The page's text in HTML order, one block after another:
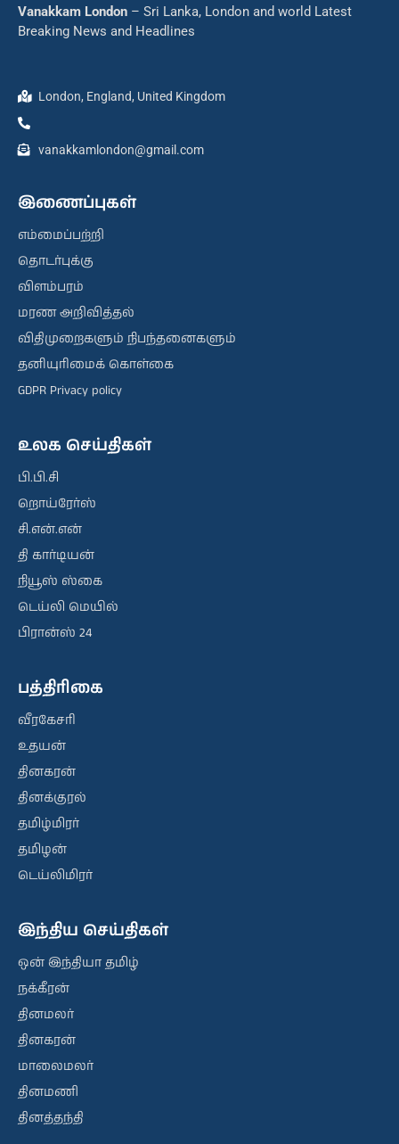
Vanakkam London – Sri Lanka, London and world Latest
Breaking News and Headlines
London, England, United Kingdom
vanakkamlondon@gmail.com
இணைப்புகள்
எம்மைப்பற்றி
தொடர்புக்கு
விளம்பரம்
மரண அறிவித்தல்
விதிமுறைகளும் நிபந்தனைகளும்
தனியுரிமைக் கொள்கை
GDPR Privacy policy
உலக செய்திகள்
பி.பி.சி
றொய்ரேர்ஸ்
சி.என்.என்
தி கார்டியன்
நியூஸ் ஸ்கை
டெய்லி மெயில்
பிரான்ஸ் 24
பத்திரிகை
வீரகேசரி
உதயன்
தினகரன்
தினக்குரல்
தமிழ்மிரர்
தமிழன்
டெய்லிமிரர்
இந்திய செய்திகள்
ஒன் இந்தியா தமிழ்
நக்கீரன்
தினமலர்
தினகரன்
மாலைமலர்
தினமணி
தினத்தந்தி